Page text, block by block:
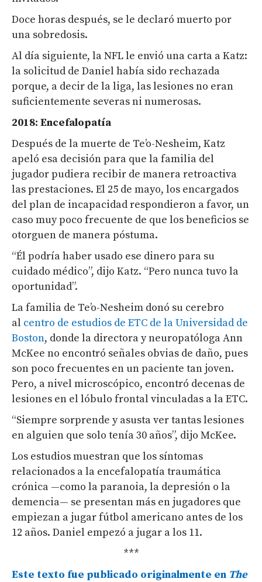
Doce horas después, se le declaró muerto por
una sobredosis.
Al día siguiente, la NFL le envió una carta a Katz:
la solicitud de Daniel había sido rechazada
porque, a decir de la liga, las lesiones no eran
suficientemente severas ni numerosas.
2018: Encefalopatía
Después de la muerte de Te’o-Nesheim, Katz
apeló esa decisión para que la familia del
jugador pudiera recibir de manera retroactiva
las prestaciones. El 25 de mayo, los encargados
del plan de incapacidad respondieron a favor, un
caso muy poco frecuente de que los beneficios se
otorguen de manera póstuma.
“Él podría haber usado ese dinero para su
cuidado médico”, dijo Katz. “Pero nunca tuvo la
oportunidad”.
La familia de Te’o-Nesheim donó su cerebro
al centro de estudios de ETC de la Universidad de
Boston, donde la directora y neuropatóloga Ann
McKee no encontró señales obvias de daño, pues
son poco frecuentes en un paciente tan joven.
Pero, a nivel microscópico, encontró decenas de
lesiones en el lóbulo frontal vinculadas a la ETC.
“Siempre sorprende y asusta ver tantas lesiones
en alguien que solo tenía 30 años”, dijo McKee.
Los estudios muestran que los síntomas
relacionados a la encefalopatía traumática
crónica —como la paranoia, la depresión o la
demencia— se presentan más en jugadores que
empiezan a jugar fútbol americano antes de los
12 años. Daniel empezó a jugar a los 11.
***
Este texto fue publicado originalmente en The